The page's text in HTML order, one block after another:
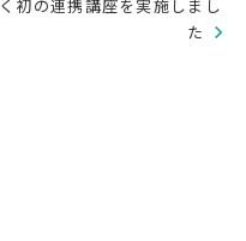
く初の連携講座を実施しまし
た